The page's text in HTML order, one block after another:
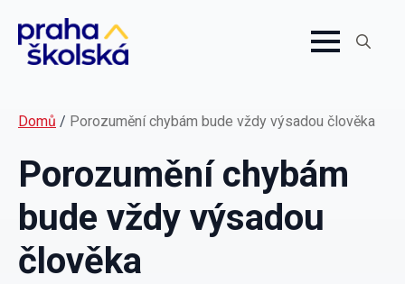
Domů / Porozumění chybám bude vždy výsadou člověka
Porozumění chybám
bude vždy výsadou
člověka